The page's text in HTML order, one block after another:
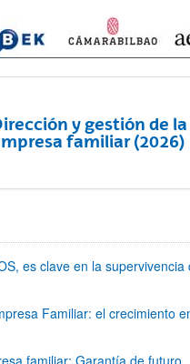
y gestión de la
familiar (2026)
es clave en la supervivencia
Familiar: el crecimiento
familiar: Garantía de futuro